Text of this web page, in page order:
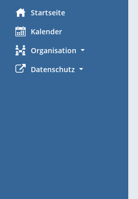
Startseite
Kalender
Organisation
Datenschutz